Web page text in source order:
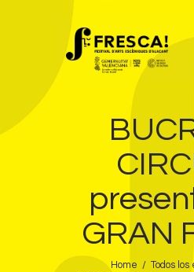
GRAN
Home
Todos
Programa
Información de
Contacto
CAST